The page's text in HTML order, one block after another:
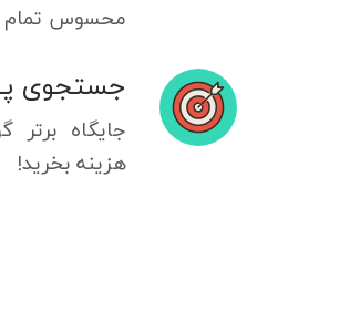
محسوس
جستجوی
جایگاه برتر
هزینه بخرید!